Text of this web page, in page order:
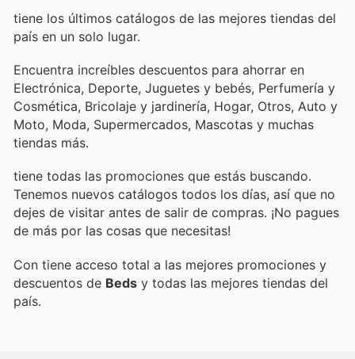
tiene los últimos catálogos de las mejores tiendas del
país en un solo lugar.
Encuentra increíbles descuentos para ahorrar en
Electrónica, Deporte, Juguetes y bebés, Perfumería y
Cosmética, Bricolaje y jardinería, Hogar, Otros, Auto y
Moto, Moda, Supermercados, Mascotas y muchas
tiendas más.
tiene todas las promociones que estás buscando.
Tenemos nuevos catálogos todos los días, así que no
dejes de visitar antes de salir de compras. ¡No pagues
de más por las cosas que necesitas!
Con tiene acceso total a las mejores promociones y
descuentos de Beds y todas las mejores tiendas del
país.